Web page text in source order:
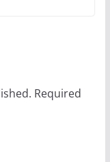
Required